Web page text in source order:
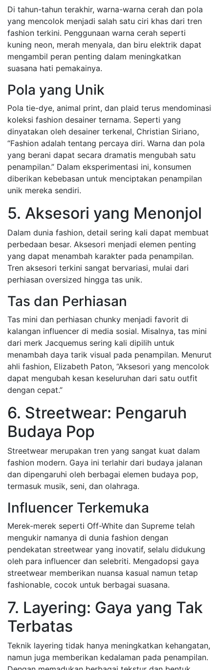
Di tahun-tahun terakhir, warna-warna cerah dan pola
yang mencolok menjadi salah satu ciri khas dari tren
fashion terkini. Penggunaan warna cerah seperti
kuning neon, merah menyala, dan biru elektrik dapat
mengambil peran penting dalam meningkatkan
suasana hati pemakainya.
Pola yang Unik
Pola tie-dye, animal print, dan plaid terus mendominasi
koleksi fashion desainer ternama. Seperti yang
dinyatakan oleh desainer terkenal, Christian Siriano,
“Fashion adalah tentang percaya diri. Warna dan pola
yang berani dapat secara dramatis mengubah satu
penampilan.” Dalam eksperimentasi ini, konsumen
diberikan kebebasan untuk menciptakan penampilan
unik mereka sendiri.
5. Aksesori yang Menonjol
Dalam dunia fashion, detail sering kali dapat membuat
perbedaan besar. Aksesori menjadi elemen penting
yang dapat menambah karakter pada penampilan.
Tren aksesori terkini sangat bervariasi, mulai dari
perhiasan oversized hingga tas unik.
Tas dan Perhiasan
Tas mini dan perhiasan chunky menjadi favorit di
kalangan influencer di media sosial. Misalnya, tas mini
dari merk Jacquemus sering kali dipilih untuk
menambah daya tarik visual pada penampilan. Menurut
ahli fashion, Elizabeth Paton, “Aksesori yang mencolok
dapat mengubah kesan keseluruhan dari satu outfit
dengan cepat.”
6. Streetwear: Pengaruh
Budaya Pop
Streetwear merupakan tren yang sangat kuat dalam
fashion modern. Gaya ini terlahir dari budaya jalanan
dan dipengaruhi oleh berbagai elemen budaya pop,
termasuk musik, seni, dan olahraga.
Influencer Terkemuka
Merek-merek seperti Off-White dan Supreme telah
mengukir namanya di dunia fashion dengan
pendekatan streetwear yang inovatif, selalu didukung
oleh para influencer dan selebriti. Mengadopsi gaya
streetwear memberikan nuansa kasual namun tetap
fashionable, cocok untuk berbagai suasana.
7. Layering: Gaya yang Tak
Terbatas
Teknik layering tidak hanya meningkatkan kehangatan,
namun juga memberikan kedalaman pada penampilan.